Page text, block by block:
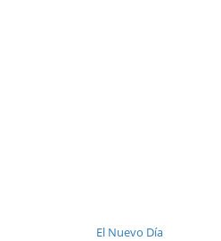
El Nuevo Día